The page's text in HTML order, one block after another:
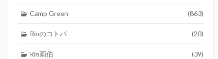
Camp Green (863)
Rinのコトバ (20)
Rin画伯 (39)